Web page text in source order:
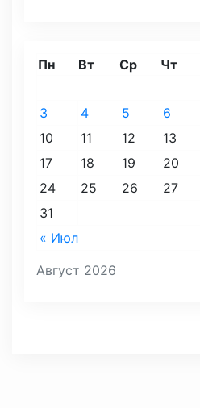
Август 2026
Пн Вт Ср Чт
« Июл
3
4 5 6
10
11 12 13
17
18 19 20
24
25 26 27
31